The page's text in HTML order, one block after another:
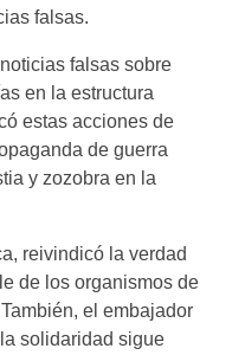
falsas.
falsas sobre
en la estructura
estas acciones de
de guerra
y zozobra en la
reivindicó la verdad
de los organismos de
el embajador
solidaridad sigue